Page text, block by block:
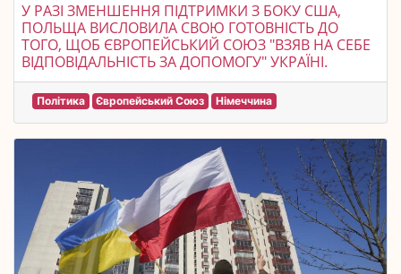
У РАЗІ ЗМЕНШЕННЯ ПІДТРИМКИ З БОКУ США,
ПОЛЬЩА ВИСЛОВИЛА СВОЮ ГОТОВНІСТЬ ДО
ТОГО, ЩОБ ЄВРОПЕЙСЬКИЙ СОЮЗ "ВЗЯВ НА СЕБЕ
ВІДПОВІДАЛЬНІСТЬ ЗА ДОПОМОГУ" УКРАЇНІ.
Політика Європейський Союз Німеччина